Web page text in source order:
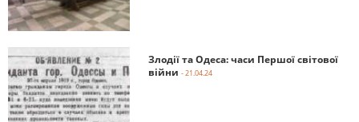
Злодії та Одеса: часи Першої світової
війни - 21.04.24